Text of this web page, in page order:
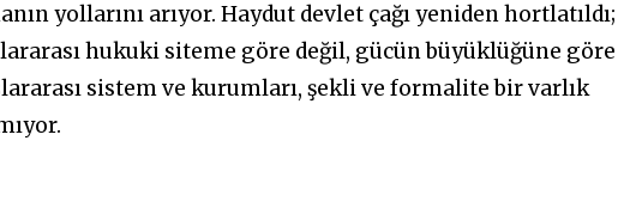
yollarını arıyor. Haydut devlet çağı yeniden hortlatıldı;
hukuki siteme göre değil, gücün büyüklüğüne göre
sistem ve kurumları, şekli ve formalite bir varlık